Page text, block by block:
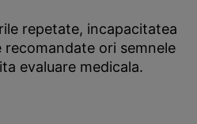
repetate, incapacitatea
recomandate ori semnele
evaluare medicala.